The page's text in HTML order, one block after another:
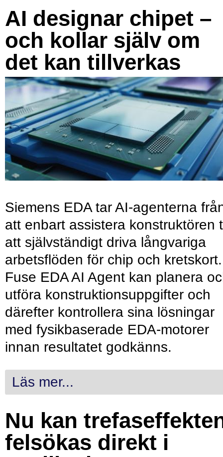
AI designar chipet –
och kollar själv om
det kan tillverkas
Siemens EDA tar AI-agenterna
att enbart assistera konstruktören
att självständigt driva långvariga
arbetsflöden för chip och kretskort.
Fuse EDA AI Agent kan planera
utföra konstruktionsuppgifter och
därefter kontrollera sina lösningar
med fysikbaserade EDA-motorer
innan resultatet godkänns.
Läs mer...
Nu kan
felsökas direkt i